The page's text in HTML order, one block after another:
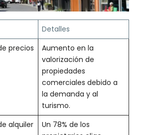
Detalles
precios
Aumento en la
valorización de
propiedades
comerciales debido a
la demanda y al
turismo.
alquiler
Un 78% de los